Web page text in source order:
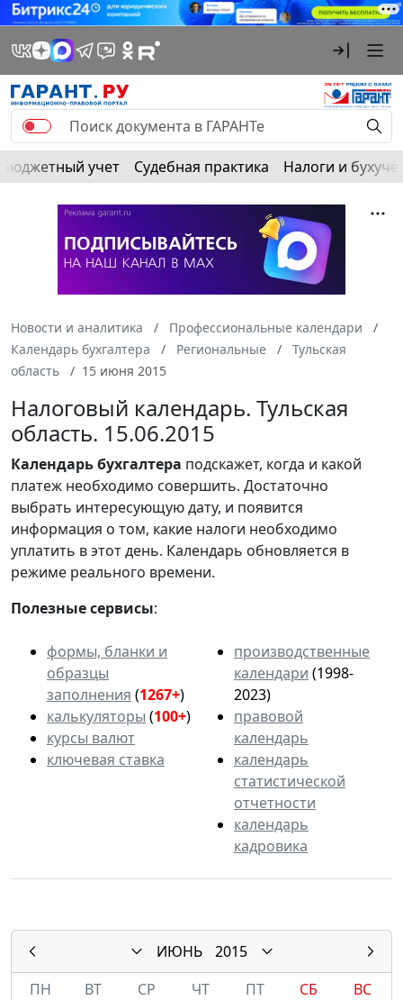
Бюджетный учет Судебная практика Налоги и
Новости и аналитика
Профессиональные календари
Календарь бухгалтера
Региональные
Тульская
область
15 июня 2015
Налоговый календарь. Тульская
область. 15.06.2015
Календарьбухгалтера подскажет, когда и какой
платеж необходимо совершить. Достаточно
выбрать интересующую дату, и появится
информация о том, какие налоги необходимо
уплатить в этот день. Календарь обновляется в
режиме реального времени.
Полезные сервисы:
формы, бланки и
образцы
заполнения (1267+)
калькуляторы (100+)
курсы валют
ключевая ставка
производственные
календари (1998-
2023)
правовой
календарь
календарь
статистической
отчетности
календарь
кадровика
ИЮНЬ
2015
ПН
ВТ СР ЧТ ПТ СБ
ВС